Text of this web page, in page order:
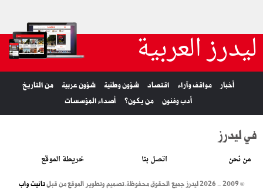
ليدرز العربية
أخبار مواقف وآراء اقتصاد شؤون وطنية شؤون عربية
من التاريخ
أدب وفنون
من يكون؟ أصداء المؤسسات
في ليدرز
من نحن اتصل بنا خريطة الموقع
© 2009 - 2026 ليدرز جميع الحقوق محفوظة. تصميم وتطوير الموقع من قبلتانيت واب